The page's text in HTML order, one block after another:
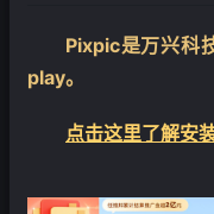
Pixpic是万兴科
play。
点击这里了解安